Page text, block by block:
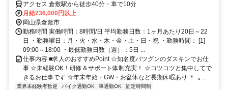
アクセス 倉敷駅から徒歩40分・車で10分
月給236,000円以上
岡山県倉敷市
勤務時間 実働時間：8時間/日 平均勤務日数：1ヶ月あたり20日～22
日 ・勤務曜日：月・火・水・木・金・土・日・祝 ・勤務時間： [1]
09:00～18:00 ・最低勤務日数（週）：5日 ...
仕事内容 ■求人のおすすめPoint ☆知名度バツグンのダスキンでお仕
事 ☆未経験OK！研修＆サポート体制充実！ ☆コツコツと集中してで
きるお仕事です ☆年末年始・GW・お盆休など長期休暇あり ＊･｡...
業界未経験者歓迎 バイク通勤OK 車通勤OK 固定時間制